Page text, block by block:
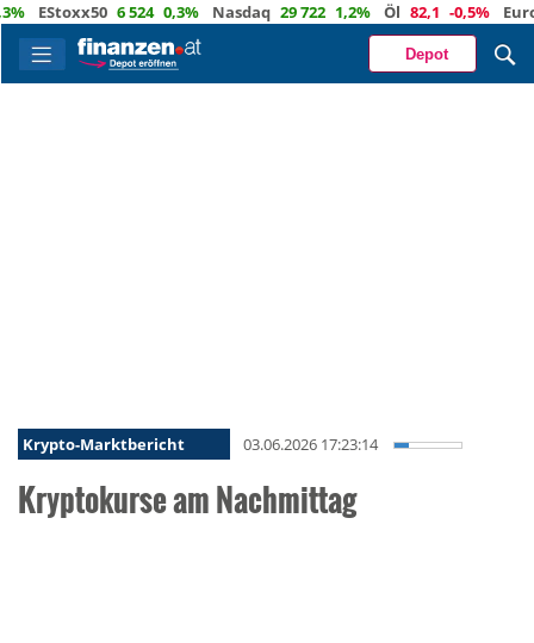
6 524 0,3% Nasdaq 29 722 1,2% Öl 82,1 -0,5% Euro
Depot
Krypto-Marktbericht 03.06.2026 17:23:14
Kryptokurse am Nachmittag